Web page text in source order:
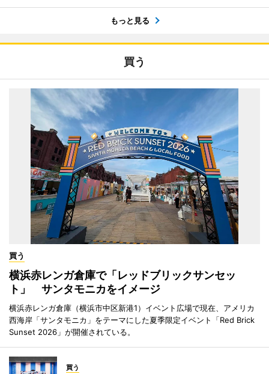
もっと見る
買う
買う
横浜赤レンガ倉庫で「レッドブリックサンセッ
ト」 サンタモニカをイメージ
横浜赤レンガ倉庫（横浜市中区新港1）イベント広場で現在、アメリカ
西海岸「サンタモニカ」をテーマにした夏季限定イベント「Red Brick
Sunset 2026」が開催されている。
買う